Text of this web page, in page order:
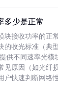
多少是正常
块接收功率的正
的收光标准（典
供不同速率光
见原因（如光纤
户快速判断网络